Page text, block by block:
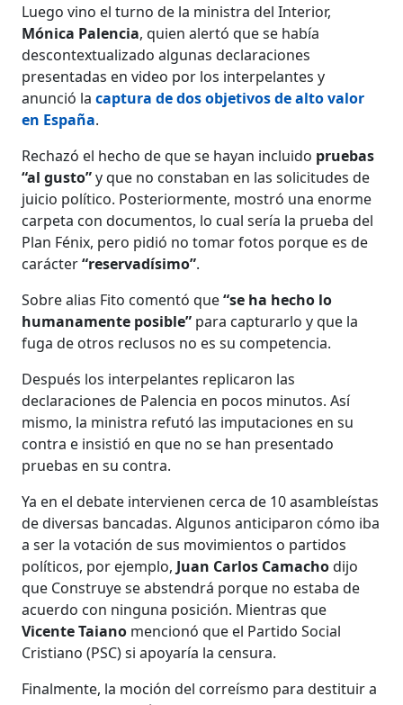
Luego vino el turno de la ministra del Interior,
Mónica Palencia, quien alertó que se había
descontextualizado algunas declaraciones
presentadas en video por los interpelantes y
anunció lacaptura de dos objetivos de alto valor
en España.
Rechazó el hecho de que se hayan incluido pruebas
“al gusto”y que no constaban en las solicitudes de
juicio político. Posteriormente, mostró una enorme
carpeta con documentos, lo cual sería la prueba del
Plan Fénix, pero pidió no tomar fotos porque es de
carácter“reservadísimo”.
Sobre alias Fito comentó que“se ha hecho lo
humanamente posible” para capturarlo y que la
fuga de otros reclusos no es su competencia.
Después los interpelantes replicaron las
declaraciones de Palencia en pocos minutos. Así
mismo, la ministra refutó las imputaciones en su
contra e insistió en que no se han presentado
pruebas en su contra.
Ya en el debate intervienen cerca de 10 asambleístas
de diversas bancadas. Algunos anticiparon cómo iba
a ser la votación de sus movimientos o partidos
políticos, por ejemplo, Juan Carlos Camachodijo
que Construye se abstendrá porque no estaba de
acuerdo con ninguna posición. Mientras que
Vicente Taiano mencionó que el Partido Social
Cristiano (PSC) si apoyaría la censura.
Finalmente, la moción del correísmo para destituir a